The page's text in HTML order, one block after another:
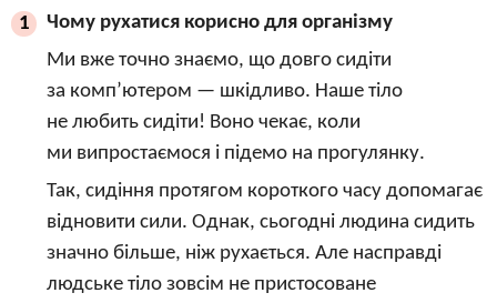
1
Чому рухатися корисно для організму
Ми вже точно знаємо, що довго сидіти
за комп’ютером — шкідливо. Наше тіло
не любить сидіти! Воно чекає, коли
ми випростаємося і підемо на прогулянку.
Так, сидіння протягом короткого часу допомагає
відновити сили. Однак, сьогодні людина сидить
значно більше, ніж рухається. Але насправді
людське тіло зовсім не пристосоване